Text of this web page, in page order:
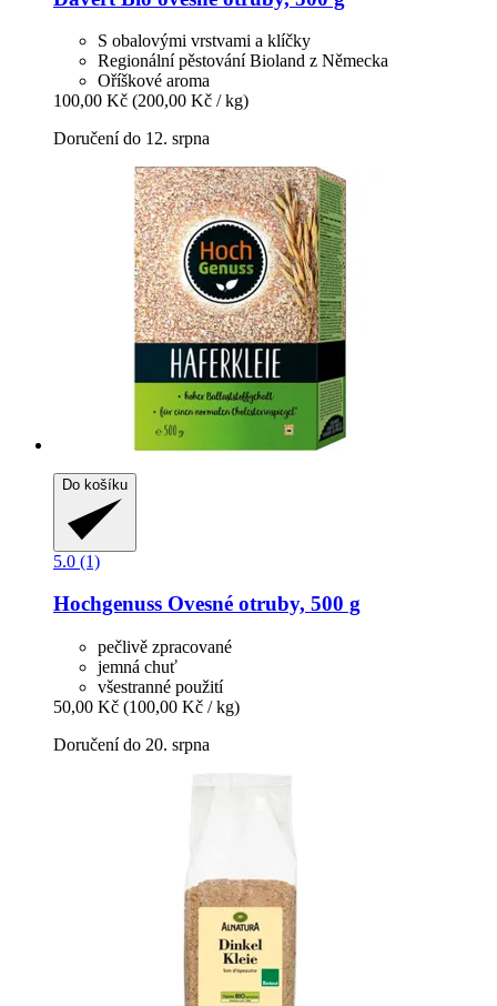
S obalovými vrstvami a klíčky
Regionální pěstování Bioland z Německa
Oříškové aroma
100,00 Kč (200,00 Kč / kg)
Doručení do 12. srpna
Do košíku
5.0 (1)
Hochgenuss Ovesné otruby, 500 g
pečlivě zpracované
jemná chuť
všestranné použití
50,00 Kč (100,00 Kč / kg)
Doručení do 20. srpna